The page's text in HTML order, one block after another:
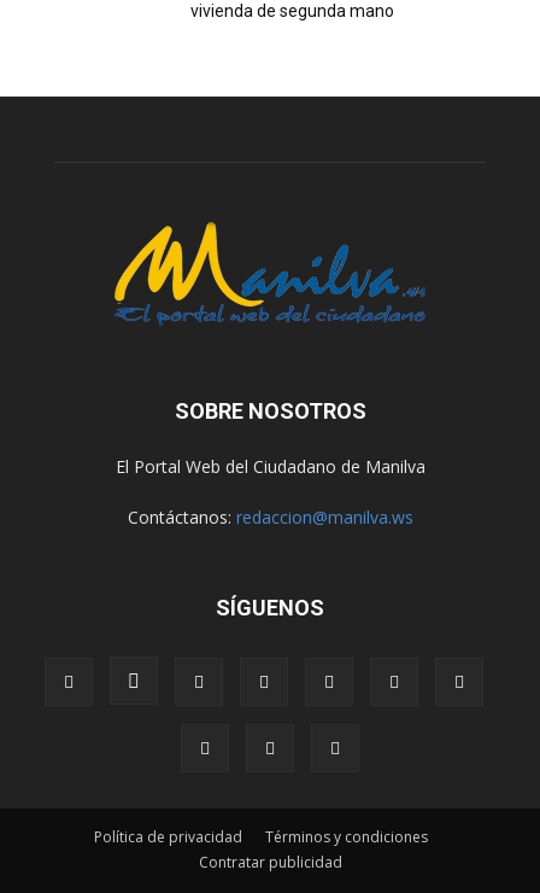
vivienda de segunda mano
SOBRE NOSOTROS
El Portal Web del Ciudadano de Manilva
Contáctanos: redaccion@manilva.ws
SÍGUENOS
Política de privacidad
Términos y condiciones
Contratar publicidad